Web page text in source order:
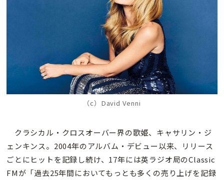
（c）David Venni
クラシカル・クロスオーバー界の歌姫、キャサリン・ジ
ェンキンス。2004年のアルバム・デビュー以来、リリース
ごとにヒットを記録し続け、17年には英ラジオ局のClassic
FMが「過去25年間においてもっとも多くの売り上げを記録